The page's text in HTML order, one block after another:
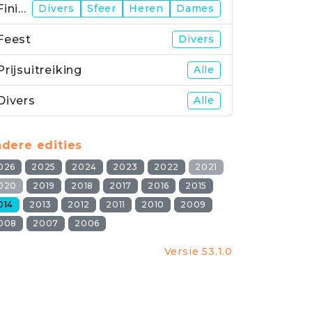
Finish Divers Sfeer Heren Dames
Divers
Alle
Alle
edities
2025 2024 2023 2022
2021
2019 2018 2017 2016
2015
2013 2012 2011 2010
2009
2007 2006
Versie 53.1.0